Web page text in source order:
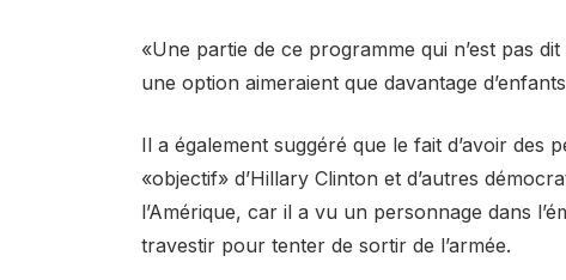
«Une partie de ce programme qui n’est pas
une option aimeraient que davantage
Il a également suggéré que le fait d’avoir des
«objectif» d’Hillary Clinton et d’autres
l’Amérique, car il a vu un personnage dans
travestir pour tenter de sortir de l’armée.